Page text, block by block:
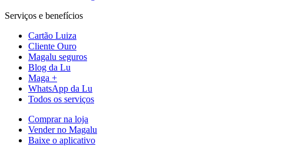
Serviços e benefícios
Cartão Luiza
Cliente Ouro
Magalu seguros
Blog da Lu
Maga +
WhatsApp da Lu
Todos os serviços
Comprar na loja
Vender no Magalu
Baixe o aplicativo